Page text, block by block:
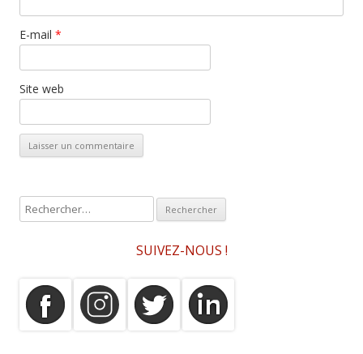
E-mail *
Site web
e
SUIVEZ-NOUS !